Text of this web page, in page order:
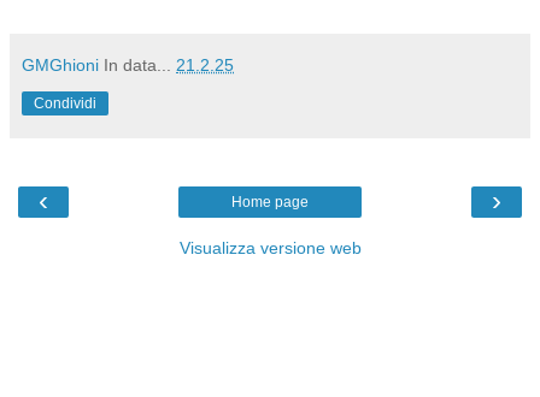
GMGhioni In data... 21.2.25
Condividi
‹ ›
Home page
Visualizza versione web